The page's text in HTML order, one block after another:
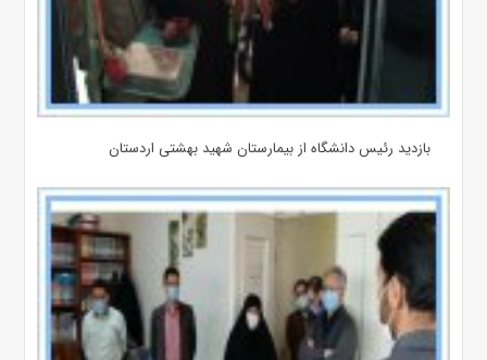
بازدید رئیس دانشگاه از بیمارستان‌ شهید بهشتی اردستان